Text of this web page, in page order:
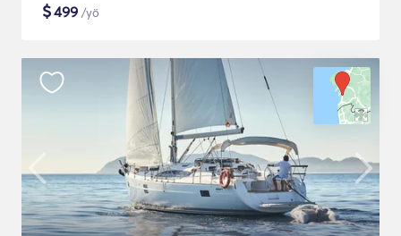
$499 /yö